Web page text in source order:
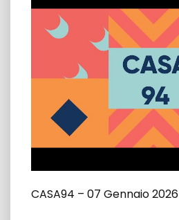
CASA94 – 07 Gennaio 2026